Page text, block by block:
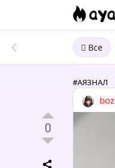
Все
#АЯЗНАЛ
boz
0